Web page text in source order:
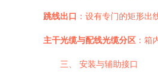
跳线出口 ：设有专门的矩形出
主干光缆与配线光缆分区 ：箱
三、 安装与辅助接口